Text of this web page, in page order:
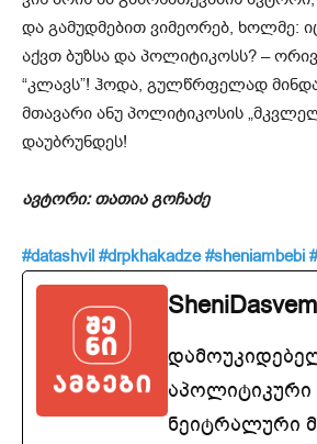
და გამუდმებით ვიმეორებ, ხოლმე:
აქვთ ბუზსა და პოლიტიკოსს? –
“კლავს”! ჰოდა, გულწრფელად
მთავარი ანუ პოლიტიკოსის
დაუბრუნდეს!
ავტორი: თათია გოჩაძე
#datashvil #drpkhakadze #sheniambebi
აპოლიტიკური
ნეიტრალური